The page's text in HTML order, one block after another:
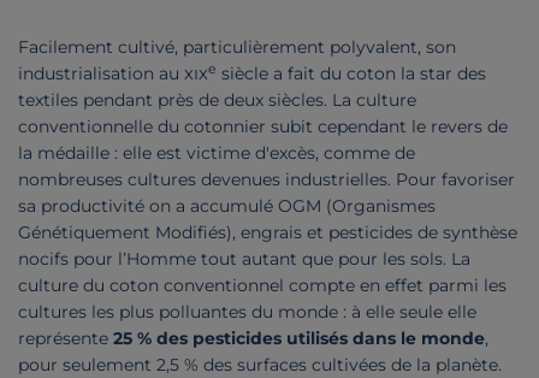
Facilement cultivé, particulièrement polyvalent, son
industrialisation au xixe siècle a fait du coton la star des
textiles pendant près de deux siècles. La culture
conventionnelle du cotonnier subit cependant le revers de
la médaille : elle est victime d'excès, comme de
nombreuses cultures devenues industrielles. Pour favoriser
sa productivité on a accumulé OGM (Organismes
Génétiquement Modifiés), engrais et pesticides de synthèse
nocifs pour l’Homme tout autant que pour les sols. La
culture du coton conventionnel compte en effet parmi les
cultures les plus polluantes du monde : à elle seule elle
représente 25 % des pesticides utilisés dans le monde,
pour seulement 2,5 % des surfaces cultivées de la planète.